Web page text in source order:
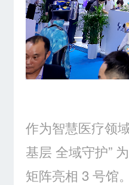
作为智慧医疗领
基层 全域守护”
矩阵亮相 3 号馆